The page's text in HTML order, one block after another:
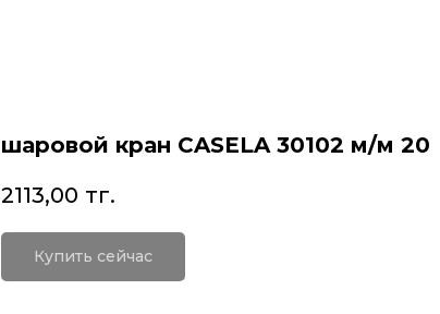
шаровой кран CASELA 30102 м/м 20
2113,00 тг.
Купить сейчас